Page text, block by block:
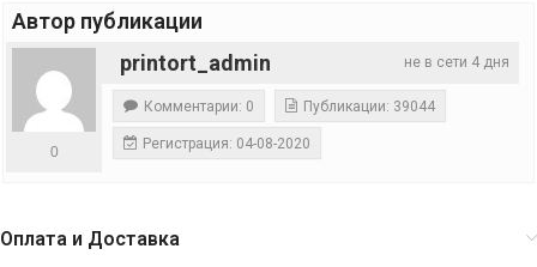
Автор публикации
не в сети 4 дня
printort_admin
0
Комментарии: 0 Публикации: 39044
Регистрация: 04-08-2020
Оплата и Доставка